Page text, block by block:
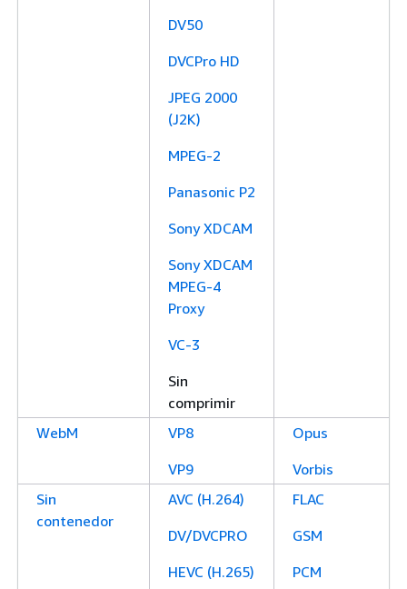
DV50
DVCPro HD
JPEG 2000
(J2K)
MPEG-2
Panasonic P2
Sony XDCAM
Sony XDCAM
MPEG-4
Proxy
VC-3
Sin
comprimir
WebM
VP8
VP9
Opus
Vorbis
Sin
contenedor
AVC (H.264)
DV/DVCPRO
HEVC (H.265)
FLAC
GSM
PCM